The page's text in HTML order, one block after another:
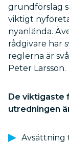
grundförslag
viktigt
nyanlända.
rådgivare har
reglerna är
Peter Larsson.
De viktigaste
utredningen
Avsättning